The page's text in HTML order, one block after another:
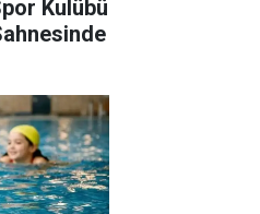
Kulübü